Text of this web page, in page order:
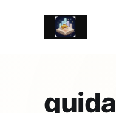
guida